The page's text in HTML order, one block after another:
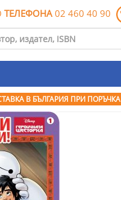
ТЕЛЕФОНА 02 460 40 90
В БЪЛГАРИЯ ПРИ ПОРЪЧКА